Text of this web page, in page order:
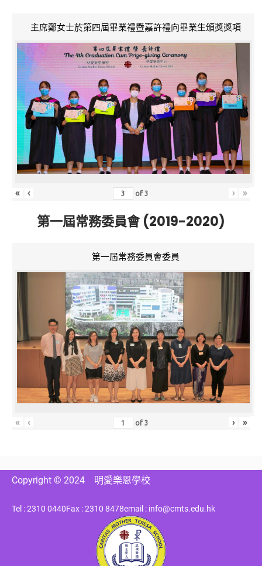
主席鄭女士於第四屆畢業禮暨嘉許禮向畢業生頒獎獎項
« ‹ of3 › »
第一屆常務委員會 (2019-2020)
第一屆常務委員會委員
« ‹ of3 › »
Copyright © 2024 明愛樂恩學校
Tel : 2310 0440Fax : 2310 8478email : info@cmts.edu.hk